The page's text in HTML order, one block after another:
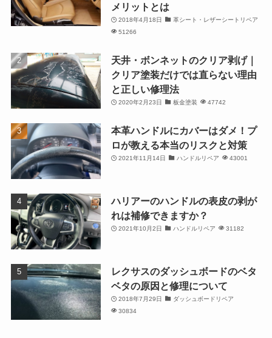
メリットとは
2018年4月18日
革シート・レザーシートリペア
51266
天井・ボンネットのクリア剥げ｜
クリア塗装だけでは直らない理由
と正しい修理法
2020年2月23日 板金塗装 47742
本革ハンドルにカバーはダメ！プ
ロが教える本当のリスクと対策
2021年11月14日 ハンドルリペア 43001
ハリアーのハンドルの表皮の剥が
れは補修できますか？
2021年10月2日 ハンドルリペア 31182
レクサスのダッシュボードのベタ
ベタの原因と修理について
2018年7月29日
ダッシュボードリペア
30834